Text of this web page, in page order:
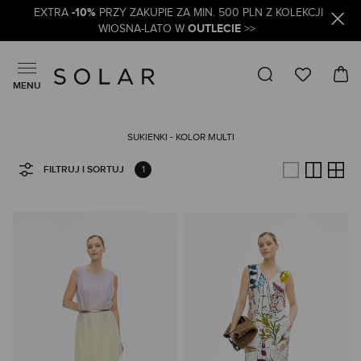
EXTRA -10% PRZY ZAKUPIE ZA MIN. 500 PLN Z KOLEKCJI
WIOSNA-LATO W OUTLECIE>>
MENU
SUKIENKI - KOLOR MULTI
FILTRUJ I SORTUJ 1